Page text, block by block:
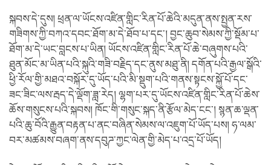
སྐབས་དེ་དུས། ཕྲན་ལ་ཡོངས་འཛིན་གླིང་རིན་པོ་ཆེའི་མདུན་ནས་སྤྱན་རས་
གཟིགས་ཀྱི་བཀའ་དབང་ཐོག་མ་དེ་ཐོབ་པ་དང་། བྱང་ཆུབ་སེམས་ཀྱི་སྡོམ་པ་
ཐོག་མ་དེ་ཡང་བླངས་པ་ཡིན། ཡོངས་འཛིན་གླིང་རིན་པོ་ཆེ་བཞུགས་པའི་
ཐུན་མོང་མ་ཡིན་པའི་སྐུའི་གཟི་བརྗིད་དང་ནུས་མཐུ་ནི། དགོན་པའི་རྒྱལ་སྒོའི་
ཕྱི་རོལ་གྱི་མཐའ་བསྐོར་དུ་ཡོད་པའི་མི་སྡུག་པའི་གནས་སྟངས་སྐྱོ་པོ་དང་
ཟང་ཟིང་ལས་རྦད་དེ་ལྡོག་ཟླ་རེད། ལྷག་པར་དུ་ཡོངས་འཛིན་གླིང་རིན་པོ་ཆེས་
ཆོས་གསུངས་པའི་སྐབས། ཁོང་གི་གསུང་སྐད་ནི་རྩོལ་མེད་ངང་། སྙན་ཆ་ལྡན་
པའི་ཆུ་བོའི་རྒྱུན་བརྟན་པ་ནང་བཞིན་སེམས་ལ་འཇུག་པོ་ཡོད་པས། ཧ་ལམ་
བར་མཚམས་བཞག་ནས་དབུཌ་ཀྱང་ལེན་གྱི་མེད་པ་འདྲ་པོ་ཡོད།